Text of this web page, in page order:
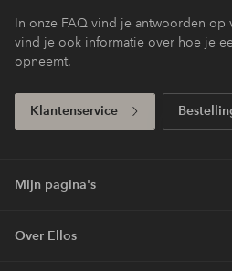
In onze FAQ vind je antwoorden op
vind je ook informatie over hoe je
opneemt.
Klantenservice
Mijn pagina's
Over Ellos